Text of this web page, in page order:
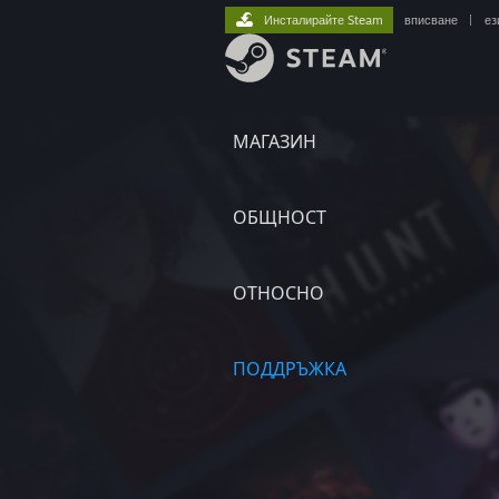
МАГАЗИН
ОБЩНОСТ
ОТНОСНО
ПОДДРЪЖКА
Инсталирайте Steam вписване